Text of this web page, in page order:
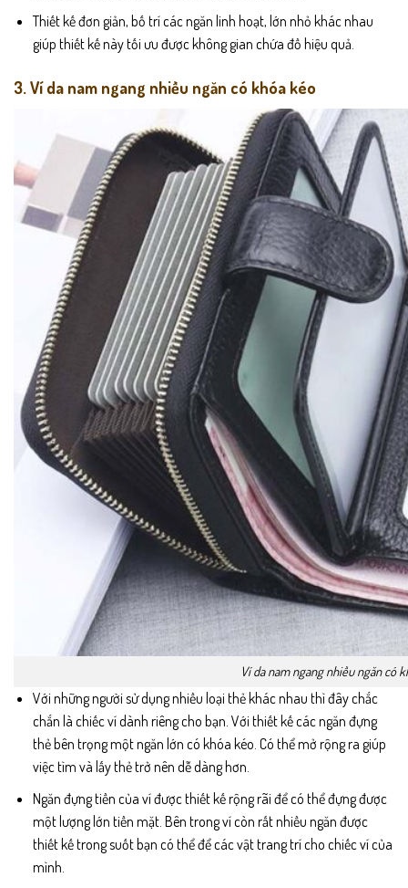
Thiết kế đơn giản, bố trí các ngăn linh hoạt, lớn nhỏ khác nhau
giúp thiết kế này tối ưu được không gian chứa đồ hiệu quả.
3. Ví da nam ngang nhiều ngăn có khóa kéo
Ví da nam ngang nhiều ngăn có
Với những người sử dụng nhiều loại thẻ khác nhau thì đây chắc
chắn là chiếc ví dành riêng cho bạn. Với thiết kế các ngăn đựng
thẻ bên trọng một ngăn lớn có khóa kéo. Có thể mở rộng ra giúp
việc tìm và lấy thẻ trở nên dễ dàng hơn.
Ngăn đựng tiền của ví được thiết kế rộng rãi để có thể đựng được
một lượng lớn tiền mặt. Bên trong ví còn rất nhiều ngăn được
thiết kế trong suốt bạn có thể để các vật trang trí cho chiếc ví của
mình.